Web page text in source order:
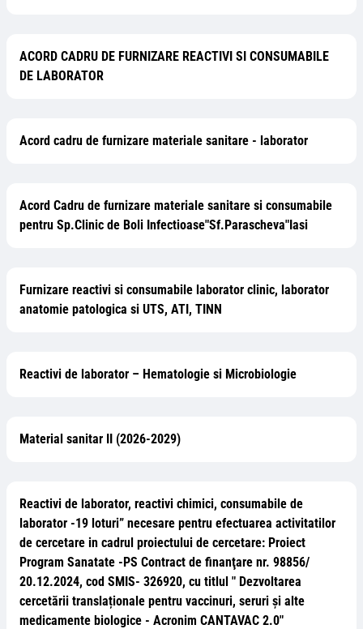
ACORD CADRU DE FURNIZARE REACTIVI SI CONSUMABILE
DE LABORATOR
Acord cadru de furnizare materiale sanitare - laborator
Acord Cadru de furnizare materiale sanitare si consumabile
pentru Sp.Clinic de Boli Infectioase"Sf.Parascheva"Iasi
Furnizare reactivi si consumabile laborator clinic, laborator
anatomie patologica si UTS, ATI, TINN
Reactivi de laborator – Hematologie si Microbiologie
Material sanitar II (2026-2029)
Reactivi de laborator, reactivi chimici, consumabile de
laborator -19 loturi” necesare pentru efectuarea activitatilor
de cercetare in cadrul proiectului de cercetare: Proiect
Program Sanatate -PS Contract de finanţare nr. 98856/
20.12.2024, cod SMIS- 326920, cu titlul " Dezvoltarea
cercetării translaționale pentru vaccinuri, seruri și alte
medicamente biologice - Acronim CANTAVAC 2.0"